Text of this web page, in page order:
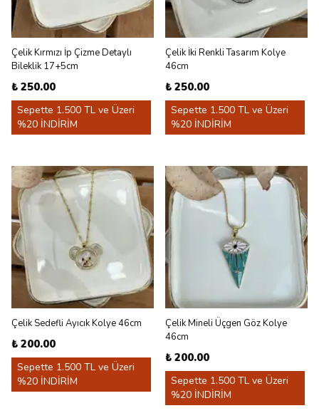
Çelik Kırmızı İp Çizme Detaylı
Bileklik 17+5cm
₺ 250.00
Sepette 1.500 TL ve Üzeri
%20 İNDİRİM
Çelik İki Renkli Tasarım Kolye
46cm
₺ 250.00
Sepette 1.500 TL ve Üzeri
%20 İNDİRİM
Çelik Sedefli Ayıcık Kolye 46cm
₺ 200.00
Sepette 1.500 TL ve Üzeri
%20 İNDİRİM
Çelik Mineli Üçgen Göz Kolye
46cm
₺ 200.00
Sepette 1.500 TL ve Üzeri
%20 İNDİRİM